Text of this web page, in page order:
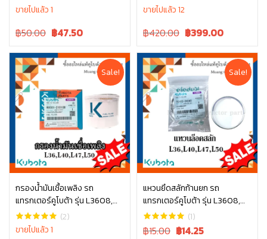
ขายไปแล้ว 1
Original
was:
฿50.00.
฿50.00 Current
is:
฿50.00.
฿47.50
ขายไปแล้ว 12
Original
was:
฿420.00.
฿420.00 Current
is:
฿420.00.
฿399.00
Sale!
กรองน้ำมันเชื้อเพลิง รถ
แทรกเตอร์คูโบต้า รุ่น L3608,
L4018, L4508, L4708, L5018,
M6040 W9501-21010B
(2)
ขายไปแล้ว 1
หยิบใส่ตะกร้า
Sale!
แหวนยึดสลักก้านยก รถ
แทรกเตอร์คูโบต้า รุ่น L3608,
L4018, L4508, L4708, L5018
tc402-34340
(1)
Original
฿15.00 Current
฿14.25
หยิบใส่ตะกร้า